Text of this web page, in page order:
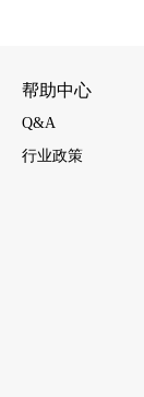
帮助中心
Q&A
行业政策